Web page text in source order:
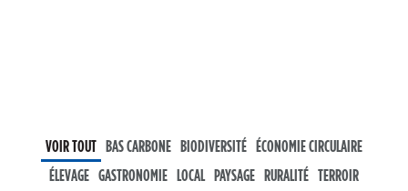
BAS CARBONE BIODIVERSITÉ ÉCONOMIE CIRCULAIRE
ÉLEVAGE GASTRONOMIE LOCAL PAYSAGE RURALITÉ TERROIR
VOIR TOUT